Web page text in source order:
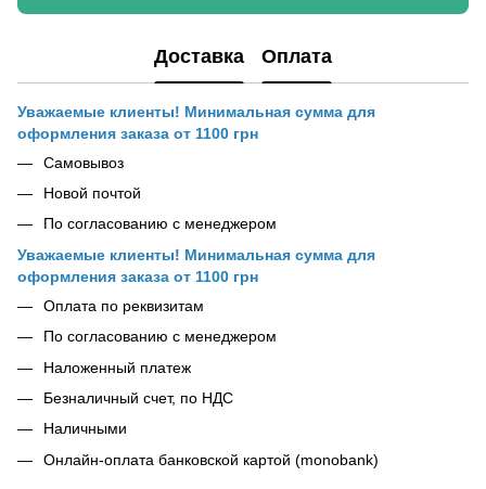
Доставка Оплата
Уважаемые клиенты! Минимальная сумма для
оформления заказа от 1100 грн
Самовывоз
Новой почтой
По согласованию с менеджером
Уважаемые клиенты! Минимальная сумма для
оформления заказа от 1100 грн
Оплата по реквизитам
По согласованию с менеджером
Наложенный платеж
Безналичный счет, по НДС
Наличными
Онлайн-оплата банковской картой (monobank)